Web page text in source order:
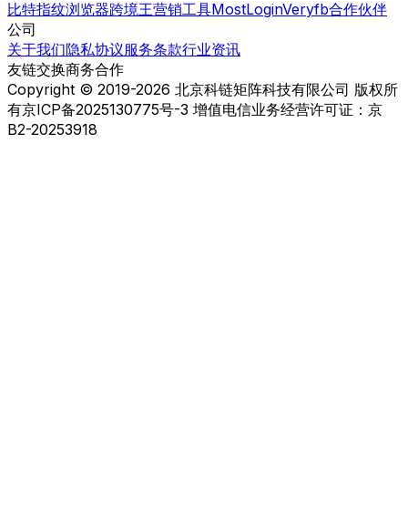
比特指纹浏览器跨境王营销工具MostLoginVeryfb合作伙伴
公司
关于我们隐私协议服务条款行业资讯
友链交换商务合作
Copyright © 2019-2026 北京科链矩阵科技有限公司 版权所
有京ICP备2025130775号-3 增值电信业务经营许可证：京
B2-20253918